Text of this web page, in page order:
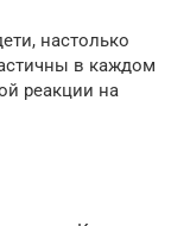
настолько
в каждом
реакции на